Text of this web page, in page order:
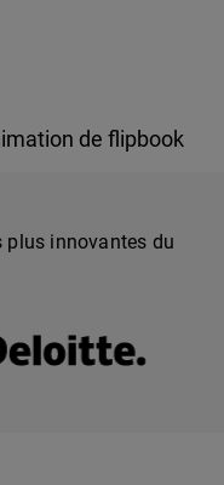
de flipbook
plus innovantes du